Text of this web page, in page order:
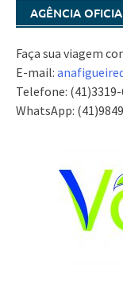
AGÊNCIA
Faça sua viagem
E-mail:
Telefone: (41)3319-
WhatsApp: